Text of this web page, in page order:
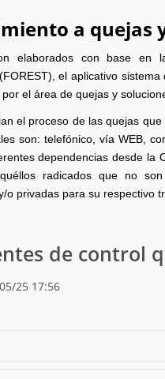
a quejas
elaborados con base
el aplicativo
el área de quejas y
el proceso de las quejas
son: telefónico, vía WEB,
dependencias desde
radicados que no
o privadas para su respectivo
de control
25 17:56